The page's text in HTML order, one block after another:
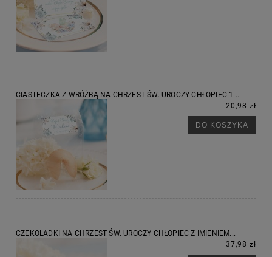
CIASTECZKA Z WRÓŻBĄ NA CHRZEST ŚW. UROCZY CHŁOPIEC 1...
20,98 zł
DO KOSZYKA
CZEKOLADKI NA CHRZEST ŚW. UROCZY CHŁOPIEC Z IMIENIEM...
37,98 zł